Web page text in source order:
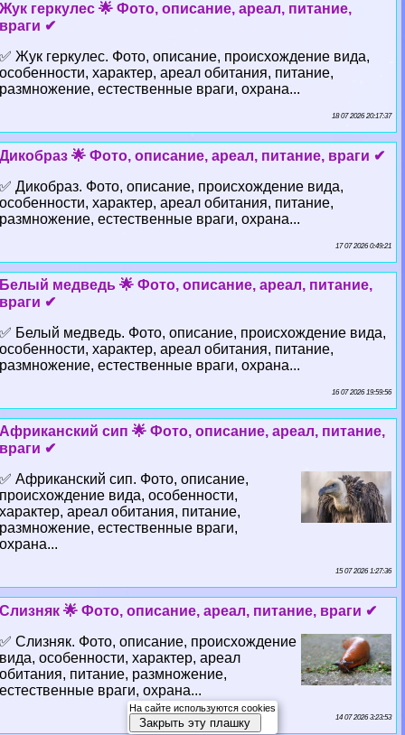
Жук геркулес 🌟 Фото, описание, ареал, питание,
враги ✔
✅ Жук геркулес. Фото, описание, происхождение вида,
особенности, хаpaктер, ареал обитания, питание,
размножение, естественные враги, охрана...
18 07 2026 20:17:37
Дикобраз 🌟 Фото, описание, ареал, питание, враги ✔
✅ Дикобраз. Фото, описание, происхождение вида,
особенности, хаpaктер, ареал обитания, питание,
размножение, естественные враги, охрана...
17 07 2026 0:49:21
Белый медведь 🌟 Фото, описание, ареал, питание,
враги ✔
✅ Белый медведь. Фото, описание, происхождение вида,
особенности, хаpaктер, ареал обитания, питание,
размножение, естественные враги, охрана...
16 07 2026 19:59:56
Африканский сип 🌟 Фото, описание, ареал, питание,
враги ✔
✅ Африканский сип. Фото, описание,
происхождение вида, особенности,
хаpaктер, ареал обитания, питание,
размножение, естественные враги,
охрана...
15 07 2026 1:27:36
Слизняк 🌟 Фото, описание, ареал, питание, враги ✔
✅ Слизняк. Фото, описание, происхождение
вида, особенности, хаpaктер, ареал
обитания, питание, размножение,
естественные враги, охрана...
14 07 2026 3:23:53
На сайте используются cookies
Закрыть эту плашку